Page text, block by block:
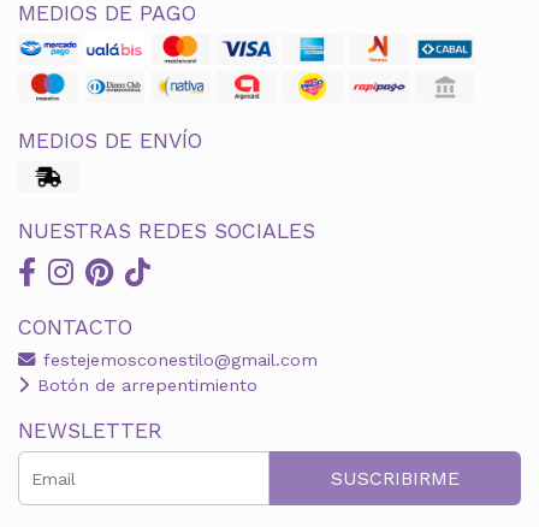
MEDIOS DE PAGO
MEDIOS DE ENVÍO
NUESTRAS REDES SOCIALES
CONTACTO
festejemosconestilo@gmail.com
Botón de arrepentimiento
NEWSLETTER
SUSCRIBIRME